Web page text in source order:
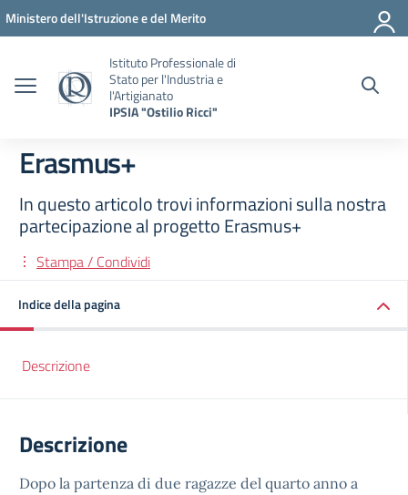
Vai ai contenuti
Vai al menu di navigazione
Vai al footer
Ministero dell'Istruzione e del Merito
Istituto Professionale di
Stato per l'Industria e
l'Artigianato
IPSIA "Ostilio Ricci"
Erasmus+
In questo articolo trovi informazioni sulla nostra
partecipazione al progetto Erasmus+
Stampa / Condividi
Indice della pagina
Descrizione
Descrizione
Dopo la partenza di due ragazze del quarto anno a